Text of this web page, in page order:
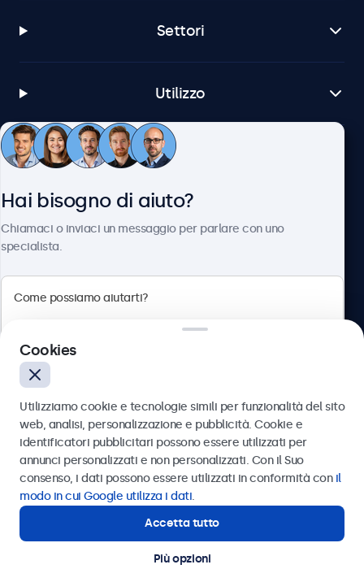
Settori
Utilizzo
Servizio Clienti
Italiano
© 2026 Beetronics
Hai bisogno di aiuto?
Chiamaci o inviaci un messaggio per parlare con uno
specialista.
Inviare
Oppure chiamaci al
Contatta i nostri esperti
Cookies
Utilizziamo cookie e tecnologie simili per funzionalità del sito
web, analisi, personalizzazione e pubblicità. Cookie e
identificatori pubblicitari possono essere utilizzati per
annunci personalizzati e non personalizzati. Con il Suo
consenso, i dati possono essere utilizzati in conformità con il
modo in cui Google utilizza i dati.
Accetta tutto
Più opzioni